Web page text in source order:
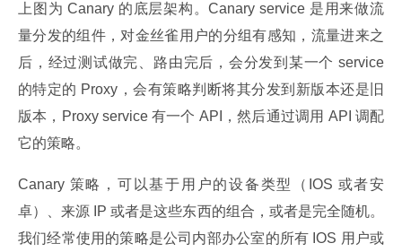
上图为 Canary 的底层架构。Canary service 是用来做流
量分发的组件，对金丝雀用户的分组有感知，流量进来之
后，经过测试做完、路由完后，会分发到某一个 service
的特定的 Proxy，会有策略判断将其分发到新版本还是旧
版本，Proxy service 有一个 API，然后通过调用 API 调配
它的策略。
Canary 策略，可以基于用户的设备类型（IOS 或者安
卓）、来源 IP 或者是这些东西的组合，或者是完全随机。
我们经常使用的策略是公司内部办公室的所有 IOS 用户或